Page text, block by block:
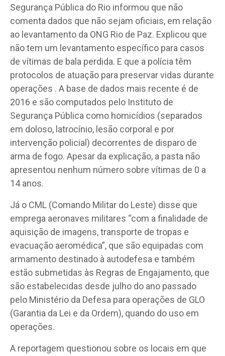
Segurança Pública do Rio informou que não
comenta dados que não sejam oficiais, em relação
ao levantamento da ONG Rio de Paz. Explicou que
não tem um levantamento específico para casos
de vítimas de bala perdida. E que a polícia têm
protocolos de atuação para preservar vidas durante
operações . A base de dados mais recente é de
2016 e são computados pelo Instituto de
Segurança Pública como homicídios (separados
em doloso, latrocínio, lesão corporal e por
intervenção policial) decorrentes de disparo de
arma de fogo. Apesar da explicação, a pasta não
apresentou nenhum número sobre vítimas de 0 a
14 anos.
Já o CML (Comando Militar do Leste) disse que
emprega aeronaves militares “com a finalidade de
aquisição de imagens, transporte de tropas e
evacuação aeromédica”, que são equipadas com
armamento destinado à autodefesa e também
estão submetidas às Regras de Engajamento, que
são estabelecidas desde julho do ano passado
pelo Ministério da Defesa para operações de GLO
(Garantia da Lei e da Ordem), quando do uso em
operações.
A reportagem questionou sobre os locais em que